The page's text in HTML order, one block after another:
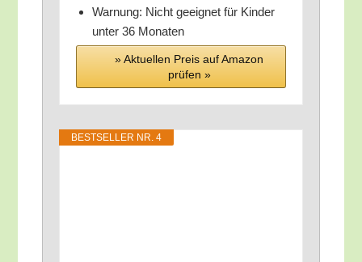
War­nung: Nicht geeig­net für Kin­der
unter 36 Monaten
» Aktu­el­len Preis auf Ama­zon
prü­fen »
BEST­SEL­LER NR. 4